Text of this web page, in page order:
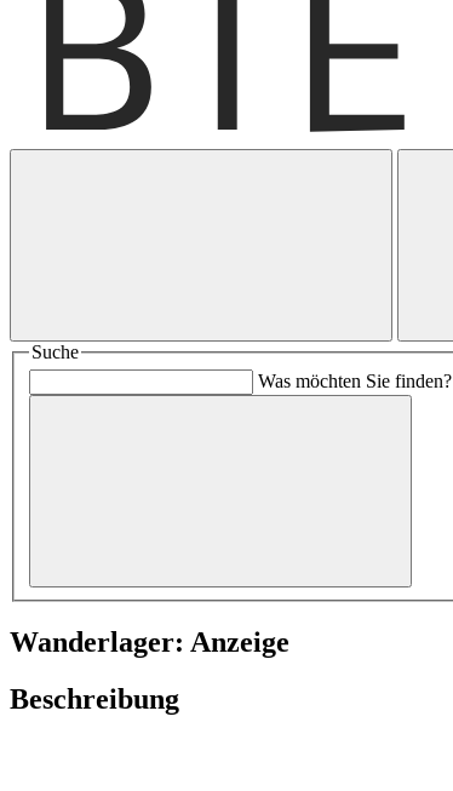
Suche
Was möchten Sie finden?
Wanderlager: Anzeige
Beschreibung